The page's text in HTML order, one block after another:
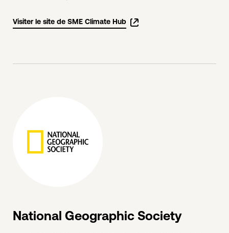
Visiter le site de SME Climate Hub
National Geographic Society